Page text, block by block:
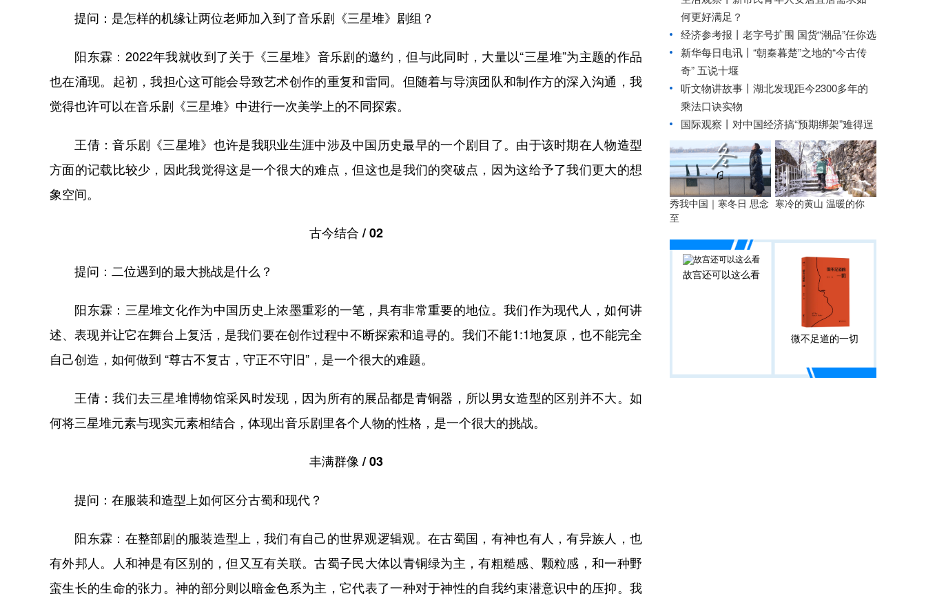
提问：是怎样的机缘让两位老师加入到了音乐剧《三星堆》剧组？
阳东霖：2022年我就收到了关于《三星堆》音乐剧的邀约，但与此同时，大量以“三星堆”为主题的作品
也在涌现。起初，我担心这可能会导致艺术创作的重复和雷同。但随着与导演团队和制作方的深入沟通，我
觉得也许可以在音乐剧《三星堆》中进行一次美学上的不同探索。
王倩：音乐剧《三星堆》也许是我职业生涯中涉及中国历史最早的一个剧目了。由于该时期在人物造型
方面的记载比较少，因此我觉得这是一个很大的难点，但这也是我们的突破点，因为这给予了我们更大的想
象空间。
古今结合 / 02
提问：二位遇到的最大挑战是什么？
阳东霖：三星堆文化作为中国历史上浓墨重彩的一笔，具有非常重要的地位。我们作为现代人，如何讲
述、表现并让它在舞台上复活，是我们要在创作过程中不断探索和追寻的。我们不能1:1地复原，也不能完全
自己创造，如何做到 “尊古不复古，守正不守旧”，是一个很大的难题。
王倩：我们去三星堆博物馆采风时发现，因为所有的展品都是青铜器，所以男女造型的区别并不大。如
何将三星堆元素与现实元素相结合，体现出音乐剧里各个人物的性格，是一个很大的挑战。
丰满群像 / 03
提问：在服装和造型上如何区分古蜀和现代？
阳东霖：在整部剧的服装造型上，我们有自己的世界观逻辑观。在古蜀国，有神也有人，有异族人，也
有外邦人。人和神是有区别的，但又互有关联。古蜀子民大体以青铜绿为主，有粗糙感、颗粒感，和一种野
蛮生长的生命的张力。神的部分则以暗金色系为主，它代表了一种对于神性的自我约束潜意识中的压抑。我
何更好满足？
经济参考报丨 老字号扩围 国货“潮品”任你选
新华每日电讯丨 “朝秦暮楚”之地的“今古传
奇” 五说十堰
听文物讲故事丨湖北发现距今2300多年的
乘法口诀实物
国际观察丨 对中国经济搞“预期绑架”难得逞
秀我中国｜寒冬日 思念
至
寒冷的黄山 温暖的你
故宫还可以这么看
微不足道的一切